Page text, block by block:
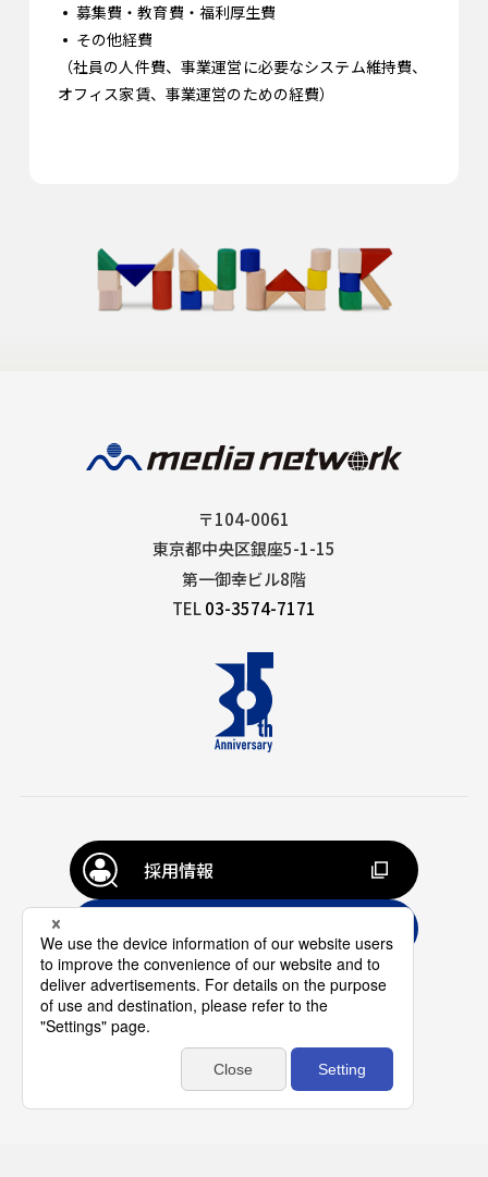
募集費・教育費・福利厚生費
その他経費
（社員の人件費、事業運営に必要なシステム維持費、
オフィス家賃、事業運営のための経費）
〒104-0061
東京都中央区銀座5-1-15
第一御幸ビル8階
TEL03-3574-7171
個人情報の取扱いについて
プライバシーポリシー
©MEDIA NETWORK,INC.
採用情報